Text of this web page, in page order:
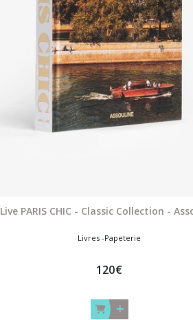
Live PARIS CHIC - Classic Collection -
Livres -Papeterie
120€